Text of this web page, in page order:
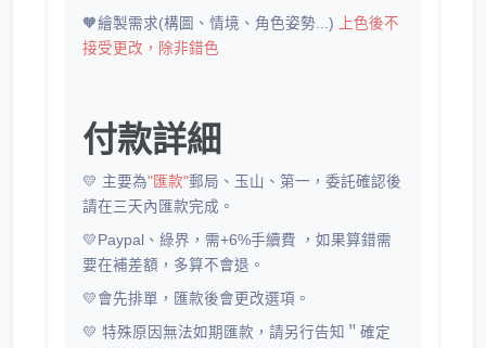
🧡繪製需求(構圖、情境、角色姿勢...)
上色後不
接受更改，除非錯色
付款詳細
💛 主要為"匯款"郵局、玉山、第一，委託確認後
請在三天內匯款完成。
💛Paypal、綠界，需+6%手續費
，如果算錯需
要在補差額，多算不會退。
💛會先排單，匯款後會更改選項。
💛 特殊原因無法如期匯款，請另行告知＂確定